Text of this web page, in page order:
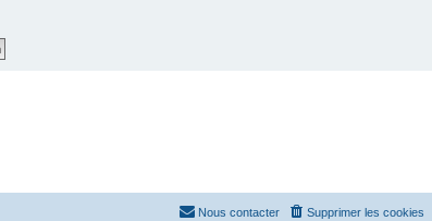
Supprimer les cookies
Nous contacter